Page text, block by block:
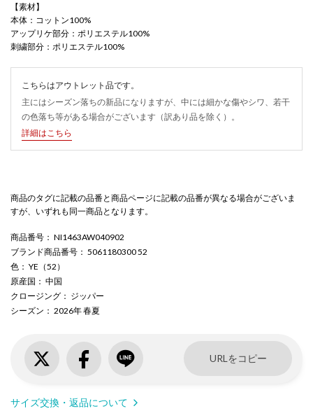
【素材】
本体：コットン100%
アップリケ部分：ポリエステル100%
刺繍部分：ポリエステル100%
こちらはアウトレット品です。
主にはシーズン落ちの新品になりますが、中には細かな傷やシワ、若干
の色落ち等がある場合がございます（訳あり品を除く）。
詳細はこちら
商品のタグに記載の品番と商品ページに記載の品番が異なる場合がございま
すが、いずれも同一商品となります。
商品番号 ： NI1463AW040902
ブランド商品番号 ： 5061180300 52
色 ： YE（52）
原産国 ： 中国
クロージング ： ジッパー
シーズン ： 2026年 春夏
URLをコピー
サイズ交換・返品について